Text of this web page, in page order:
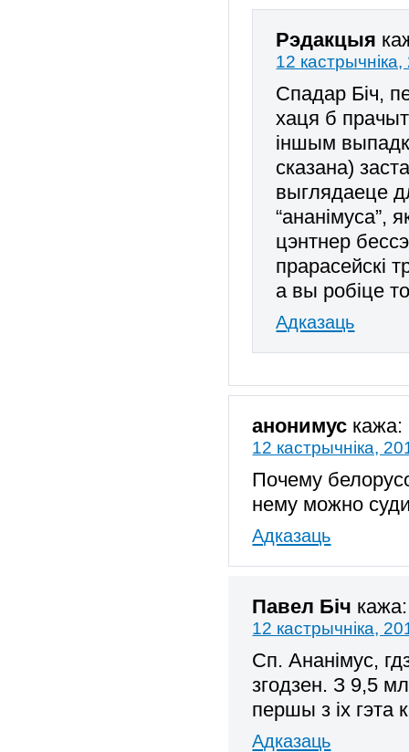
Рэдакцыя
12
Спадар Біч,
хаця б
іншым
сказана)
выглядаеце
“ананімуса”,
цэнтнер
прарасейскі
а вы робіце
Адказаць
анонимус кажа:
12 кастрычніка,
Почему
нему можно
Адказаць
Павел Біч кажа:
12 кастрычніка,
Сп. Ананімус,
згодзен. З 9,5
першы з іх гэта
Адказаць